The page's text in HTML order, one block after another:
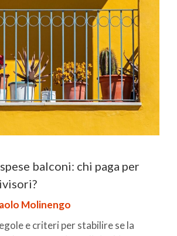
balconi: chi paga per
Molinengo
e criteri per stabilire se la